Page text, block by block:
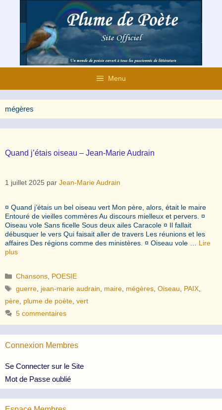
contenu
Menu
mégères
Quand j’étais oiseau – Jean-Marie Audrain
1 juillet 2025 par Jean-Marie Audrain
¤ Quand j’étais un bel oiseau vert Mon père, alors, était le maire
Entouré de vieilles commères Au discours mielleux et pervers. ¤
Oiseau vole Sans ficelle Sous deux ailes Caracole ¤ Il fallait
débusquer le vers Qui faisait aller de travers Les réunions et les
affaires Des régions comme des ministères. ¤ Oiseau vole … Lire
plus
Catégories
Chansons POESIE
Étiquettes
guerre jean-marie audrain maire mégères ,Oiseau PAIX
père plume de poète vert
5 commentaires
Connexion Membres
Se Connecter sur le Site
Mot de Passe oublié